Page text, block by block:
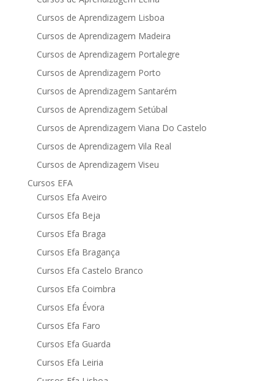
Cursos de Aprendizagem Lisboa
Cursos de Aprendizagem Madeira
Cursos de Aprendizagem Portalegre
Cursos de Aprendizagem Porto
Cursos de Aprendizagem Santarém
Cursos de Aprendizagem Setúbal
Cursos de Aprendizagem Viana Do Castelo
Cursos de Aprendizagem Vila Real
Cursos de Aprendizagem Viseu
Cursos EFA
Cursos Efa Aveiro
Cursos Efa Beja
Cursos Efa Braga
Cursos Efa Bragança
Cursos Efa Castelo Branco
Cursos Efa Coimbra
Cursos Efa Évora
Cursos Efa Faro
Cursos Efa Guarda
Cursos Efa Leiria